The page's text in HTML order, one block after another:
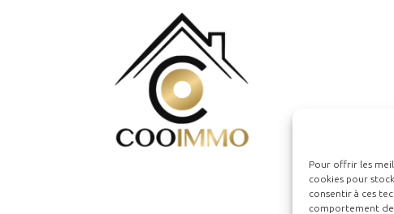
Pour offrir les
cookies pour
consentir à ces
comportement de